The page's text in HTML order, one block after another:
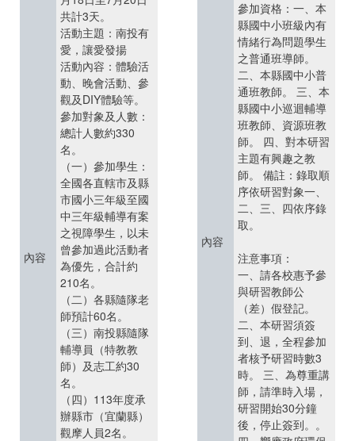
內容
共計3天。
活動主題：南投有
愛，讓愛發揚
活動內容：體驗活
動、晚會活動、參
觀及DIY體驗等。
參加對象及人數：
總計人數約330
名。
（一）參加學生：
全國各直轄市及縣
市國小三年級至國
中三年級輔導有案
之視障學生，以未
曾參加過此活動者
為優先，合計約
210名。
（二）各縣隨隊老
師預計60名。
（三）南投縣隨隊
輔導員（特教教
師）及志工約30
名。
（四）113年度承
辦縣市（宜蘭縣）
觀摩人員2名。
內容
參加資格：一、本
縣國中小班級內有
情緒行為問題學生
之普通班導師。
二、本縣國中小普
通班教師。 三、本
縣國中小巡迴輔導
班教師、資源班教
師。 四、對本研習
主題有興趣之教
師。 備註：錄取順
序依研習對象一、
二、三、四依序錄
取。
注意事項：
一、請各校惠予參
與研習教師公
（差）假登記。
二、本研習須簽
到、退，全程參加
者核予研習時數3
時。 三、為尊重講
師，請準時入場，
研習開始30分鐘
後，停止簽到。。